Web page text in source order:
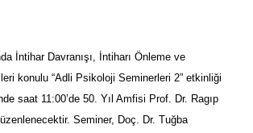
İntihar Davranışı, İntiharı Önleme ve
konulu “Adli Psikoloji Seminerleri 2” etkinliği
saat 11:00’de 50. Yıl Amfisi Prof. Dr. Ragıp
Seminer, Doç. Dr. Tuğba